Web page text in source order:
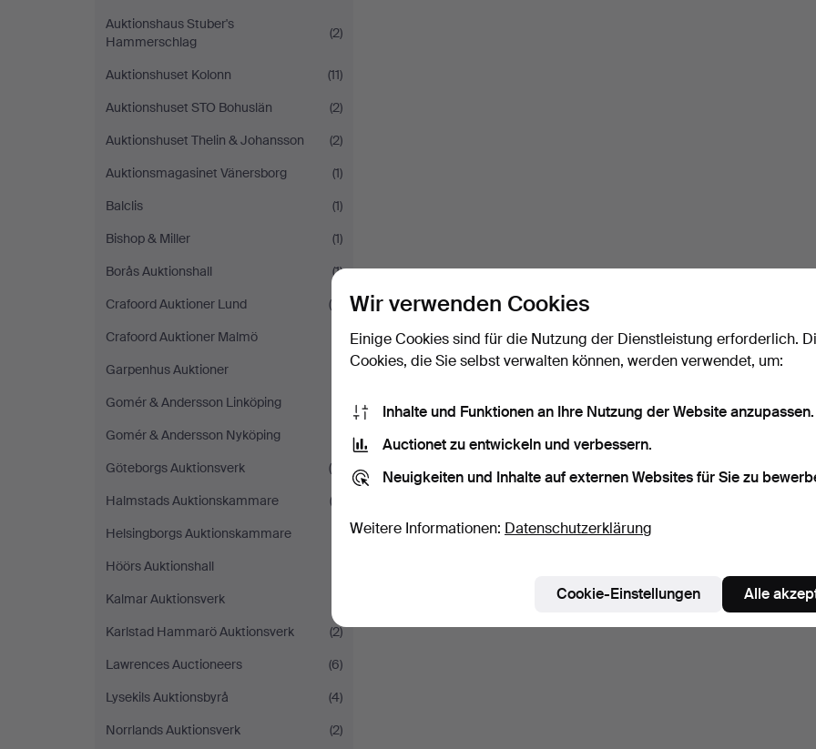
Auktionshaus Stuber's
Hammerschlag
(2)
Auktionshuset Kolonn
(11)
Auktionshuset STO Bohuslän
(2)
Auktionshuset Thelin & Johansson
(2)
Auktionsmagasinet Vänersborg
(1)
Balclis
(1)
Bishop & Miller
(1)
Borås Auktionshall
(1)
Crafoord Auktioner Lund
(5)
Crafoord Auktioner Malmö
Garpenhus Auktioner
Gomér & Andersson Linköping
Gomér & Andersson Nyköping
Göteborgs Auktionsverk
(5)
Halmstads Auktionskammare
(2)
Helsingborgs Auktionskammare
Höörs Auktionshall
Kalmar Auktionsverk
Karlstad Hammarö Auktionsverk
(2)
Lawrences Auctioneers
(6)
Lysekils Auktionsbyrå
(4)
Norrlands Auktionsverk
(2)
Wir verwenden Cookies
Einige Cookies sind für die Nutzung der Dienstleistung erforderlich.
Cookies, die Sie selbst verwalten können, werden verwendet, um:
Inhalte und Funktionen an Ihre Nutzung der Website anzupassen.
Auctionet zu entwickeln und verbessern.
Neuigkeiten und Inhalte auf externen Websites für Sie zu
Weitere Informationen: Datenschutzerklärung
Cookie-Einstellungen Alle